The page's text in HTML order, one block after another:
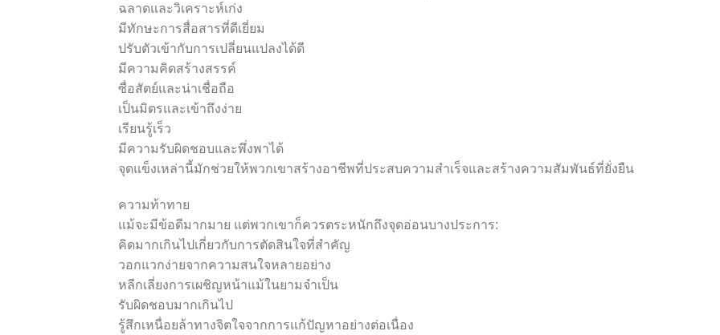
ฉลาดและวิเคราะห์เก่ง
มีทักษะการสื่อสารที่ดีเยี่ยม
ปรับตัวเข้ากับการเปลี่ยนแปลงได้ดี
มีความคิดสร้างสรรค์
ซื่อสัตย์และน่าเชื่อถือ
เป็นมิตรและเข้าถึงง่าย
เรียนรู้เร็ว
มีความรับผิดชอบและพึ่งพาได้
จุดแข็งเหล่านี้มักช่วยให้พวกเขาสร้างอาชีพที่ประสบความสำเร็จและสร้างความสัมพันธ์ที่ยั่งยืน
ความท้าทาย
แม้จะมีข้อดีมากมาย แต่พวกเขาก็ควรตระหนักถึงจุดอ่อนบางประการ:
คิดมากเกินไปเกี่ยวกับการตัดสินใจที่สำคัญ
วอกแวกง่ายจากความสนใจหลายอย่าง
หลีกเลี่ยงการเผชิญหน้าแม้ในยามจำเป็น
รับผิดชอบมากเกินไป
รู้สึกเหนื่อยล้าทางจิตใจจากการแก้ปัญหาอย่างต่อเนื่อง